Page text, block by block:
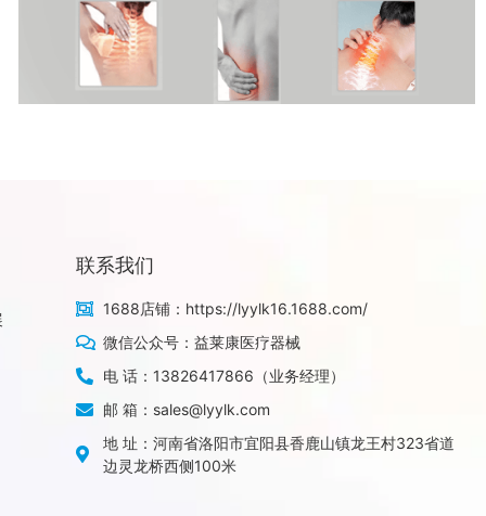
联系我们
1688店铺：https://lyylk16.1688.com/
微信公众号：益莱康医疗器械
电 话：13826417866（业务经理）
邮 箱：sales@lyylk.com
地 址：河南省洛阳市宜阳县香鹿山镇龙王村323省道
边灵龙桥西侧100米